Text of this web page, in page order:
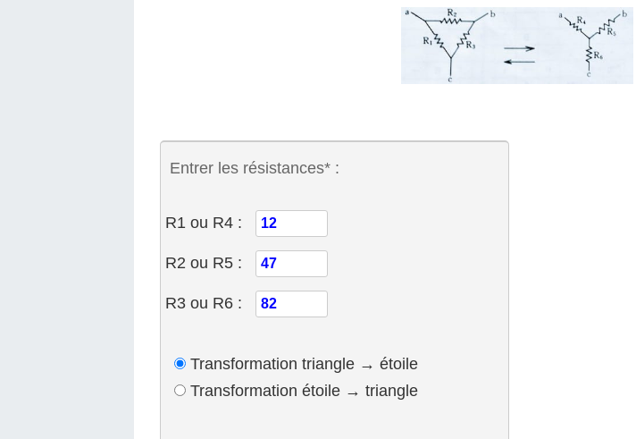
Entrer les résistances* :
R1 ou R4 :
R2 ou R5 :
R3 ou R6 :
Transformation triangle → étoile
Transformation étoile → triangle